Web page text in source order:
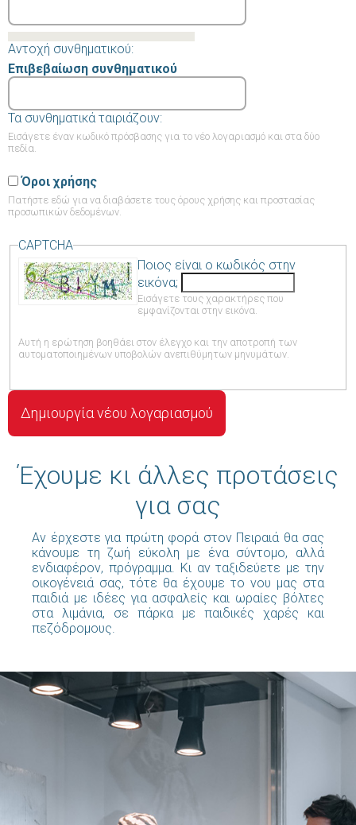
Αντοχή συνθηματικού:
Επιβεβαίωση συνθηματικού
Τα συνθηματικά ταιριάζουν:
Εισάγετε έναν κωδικό πρόσβασης για το νέο λογαριασμό και στα δύο
πεδία.
Όροι χρήσης
Πατήστε εδώ για να διαβάσετε τους όρους χρήσης και προστασίας
προσωπικών δεδομένων.
CAPTCHA
Ποιος είναι ο κωδικός στην
εικόνα;
Εισάγετε τους χαρακτήρες που
εμφανίζονται στην εικόνα.
Αυτή η ερώτηση βοηθάει στον έλεγχο και την αποτροπή των
αυτοματοποιημένων υποβολών ανεπιθύμητων μηνυμάτων.
Έχουμε κι άλλες προτάσεις
για σας
Αν έρχεστε για πρώτη φορά στον Πειραιά θα σας
κάνουμε τη ζωή εύκολη με ένα σύντομο, αλλά
ενδιαφέρον, πρόγραμμα. Κι αν ταξιδεύετε με την
οικογένειά σας, τότε θα έχουμε το νου μας στα
παιδιά με ιδέες για ασφαλείς και ωραίες βόλτες
στα λιμάνια, σε πάρκα με παιδικές χαρές και
πεζόδρομους.